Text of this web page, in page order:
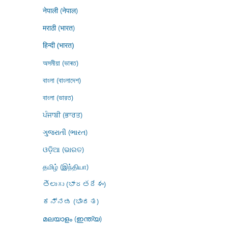
नेपाली (नेपाल)
मराठी (भारत)
हिन्दी (भारत)
অসমীয়া (ভাৰত)
বাংলা (বাংলাদেশ)
বাংলা (ভারত)
ਪੰਜਾਬੀ (ਭਾਰਤ)
ગુજરાતી (ભારત)
ଓଡ଼ିଆ (ଭାରତ)
தமிழ் (இந்தியா)
తెలుగు (భారతదేశం)
ಕನ್ನಡ (ಭಾರತ)
മലയാളം (ഇന്ത്യ)